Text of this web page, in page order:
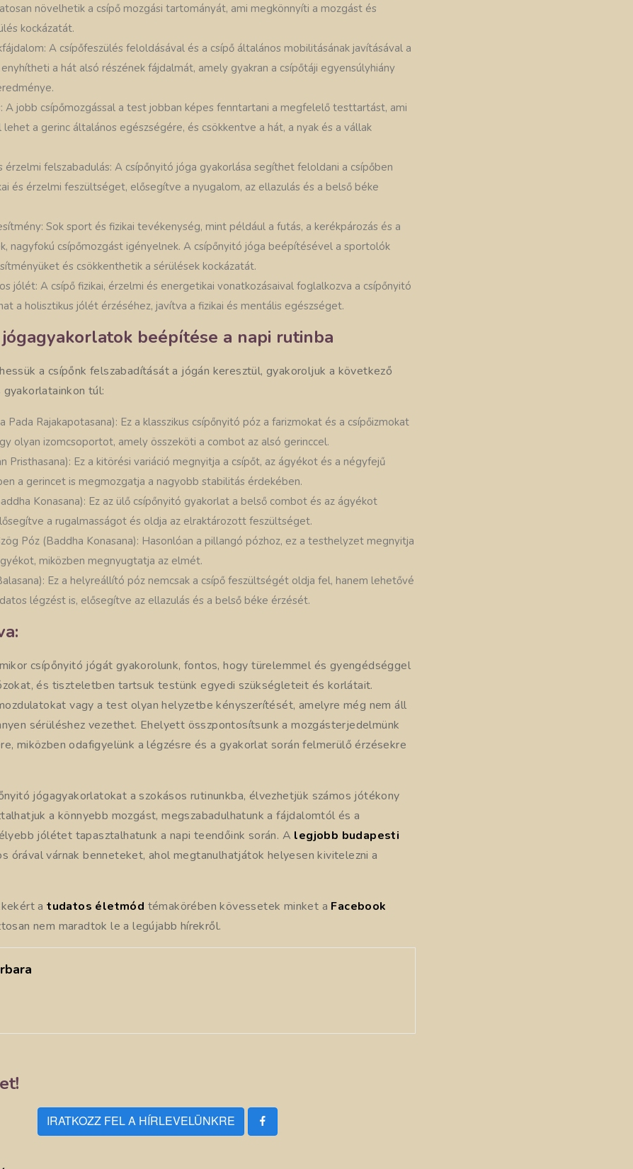
növelhetik a csípő mozgási tartományát, ami megkönnyíti a mozgást és
kockázatát.
A csípőfeszülés feloldásával és a csípő általános mobilitásának javításával a
a hát alsó részének fájdalmát, amely gyakran a csípőtáji egyensúlyhiány
A jobb csípőmozgással a test jobban képes fenntartani a megfelelő testtartást, ami
lehet a gerinc általános egészségére, és csökkentve a hát, a nyak és a vállak
érzelmi felszabadulás: A csípőnyitó jóga gyakorlása segíthet feloldani a csípőben
és érzelmi feszültséget, elősegítve a nyugalom, az ellazulás és a belső béke
Sok sport és fizikai tevékenység, mint például a futás, a kerékpározás és a
nagyfokú csípőmozgást igényelnek. A csípőnyitó jóga beépítésével a sportolók
és csökkenthetik a sérülések kockázatát.
jólét: A csípő fizikai, érzelmi és energetikai vonatkozásaival foglalkozva a csípőnyitó
a holisztikus jólét érzéséhez, javítva a fizikai és mentális egészséget.
beépítése a napi rutinba
a csípőnk felszabadítását a jógán keresztül, gyakoroljuk a következő
túl:
Pada Rajakapotasana): Ez a klasszikus csípőnyitó póz a farizmokat és a csípőizmokat
olyan izomcsoportot, amely összeköti a combot az alsó gerinccel.
Pristhasana): Ez a kitörési variáció megnyitja a csípőt, az ágyékot és a négyfejű
a gerincet is megmozgatja a nagyobb stabilitás érdekében.
Konasana): Ez az ülő csípőnyitó gyakorlat a belső combot és az ágyékot
a rugalmasságot és oldja az elraktározott feszültséget.
Póz (Baddha Konasana): Hasonlóan a pillangó pózhoz, ez a testhelyzet megnyitja
miközben megnyugtatja az elmét.
Ez a helyreállító póz nemcsak a csípő feszültségét oldja fel, hanem lehetővé
légzést is, elősegítve az ellazulás és a belső béke érzését.
csípőnyitó jógát gyakorolunk, fontos, hogy türelemmel és gyengédséggel
és tiszteletben tartsuk testünk egyedi szükségleteit és korlátait.
vagy a test olyan helyzetbe kényszerítését, amelyre még nem áll
sérüléshez vezethet. Ehelyett összpontosítsunk a mozgásterjedelmünk
miközben odafigyelünk a légzésre és a gyakorlat során felmerülő érzésekre
jógagyakorlatokat a szokásos rutinunkba, élvezhetjük számos jótékony
a könnyebb mozgást, megszabadulhatunk a fájdalomtól és a
jólétet tapasztalhatunk a napi teendőink során. A legjobb budapesti
órával várnak benneteket, ahol megtanulhatjátok helyesen kivitelezni a
atudatos életmód témakörében kövessetek minket a Facebook
nem maradtok le a legújabb hírekről.
IRATKOZZ FEL A HÍRLEVELÜNKRE